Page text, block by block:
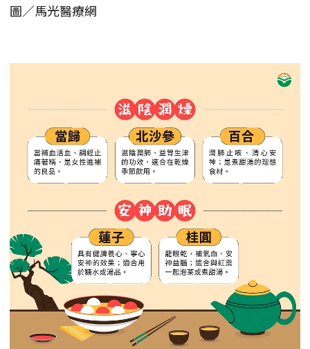
圖／馬光醫療網